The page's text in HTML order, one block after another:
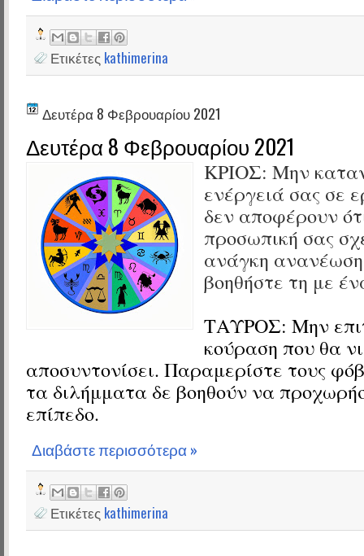
Ετικέτες kathimerina
Δευτέρα 8 Φεβρουαρίου 2021
Δευτέρα 8 Φεβρουαρίου 2021
ΚΡΙΟΣ: Μην
ενέργειά σας σε
δεν αποφέρουν
προσωπική σας
ανάγκη
βοηθήστε τη με
ΤΑΥΡΟΣ: Μην
κούραση που θα
αποσυντονίσει. Παραμερίστε τους
τα διλήμματα δε βοηθούν να
επίπεδο.
Διαβάστε περισσότερα »
Ετικέτες kathimerina